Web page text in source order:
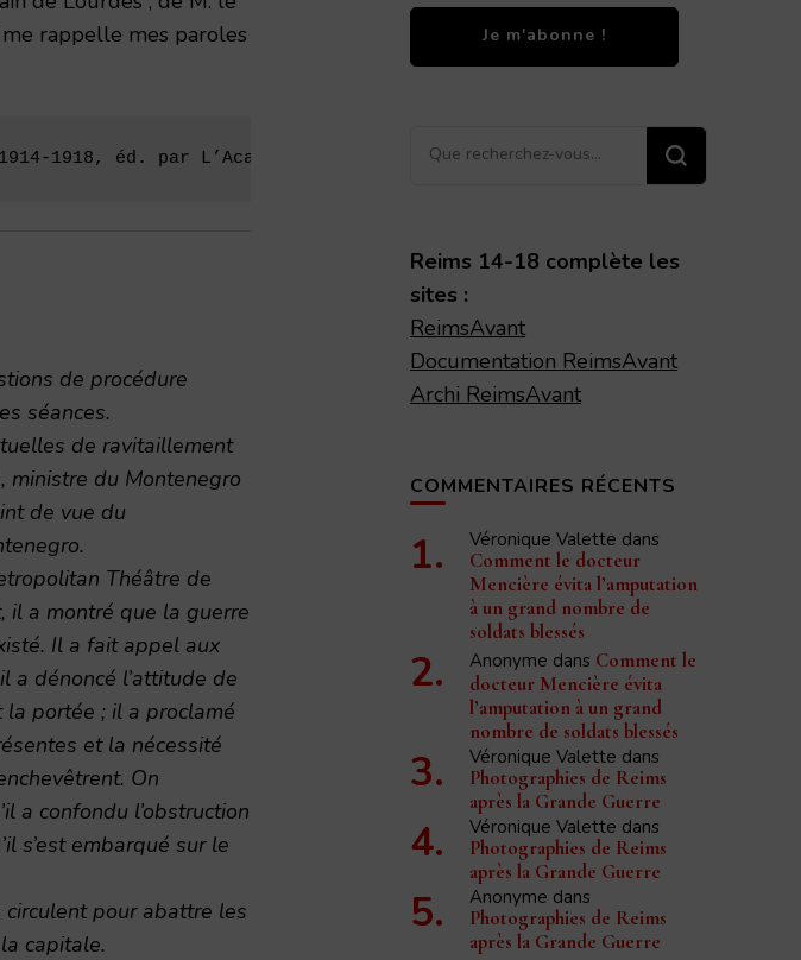
me rappelle mes paroles
1918, éd. par L’Académie Nationale de Reims – 1998 – TAR volume 173
de procédure
séances.
de ravitaillement
ministre du Montenegro
de vue du
Théâtre de
il a montré que la guerre
Il a fait appel aux
a dénoncé l’attitude de
portée ; il a proclamé
et la nécessité
On
a confondu l’obstruction
s’est embarqué sur le
pour abattre les
capitale.
Vous
Reims 14-18 complète les
sites :
ReimsAvant
Documentation ReimsAvant
Archi ReimsAvant
COMMENTAIRES RÉCENTS
Véronique Valette dans
Comment le docteur
Mencière évita l’amputation
à un grand nombre de
soldats blessés
Anonyme dans Comment le
docteur Mencière évita
l’amputation à un grand
nombre de soldats blessés
Véronique Valette dans
Photographies de Reims
après la Grande Guerre
Véronique Valette dans
Photographies de Reims
après la Grande Guerre
Anonyme dans
Photographies de Reims
après la Grande Guerre